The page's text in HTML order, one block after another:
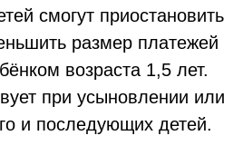
смогут приостановить
размер платежей
возраста 1,5 лет.
при усыновлении или
и последующих детей.